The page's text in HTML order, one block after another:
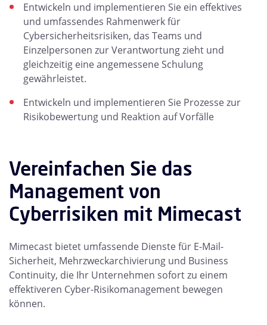
Entwickeln und implementieren Sie ein effektives
und umfassendes Rahmenwerk für
Cybersicherheitsrisiken, das Teams und
Einzelpersonen zur Verantwortung zieht und
gleichzeitig eine angemessene Schulung
gewährleistet.
Entwickeln und implementieren Sie Prozesse zur
Risikobewertung und Reaktion auf Vorfälle
Vereinfachen Sie das
Management von
Cyberrisiken mit Mimecast
Mimecast bietet umfassende Dienste für E-Mail-
Sicherheit, Mehrzweckarchivierung und Business
Continuity, die Ihr Unternehmen sofort zu einem
effektiveren Cyber-Risikomanagement bewegen
können.